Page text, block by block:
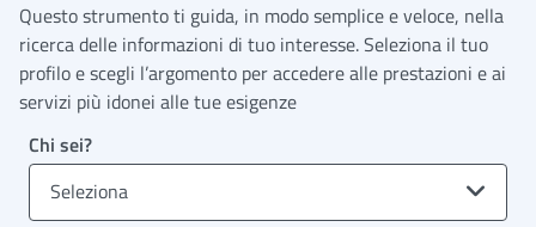
Questo strumento ti guida, in modo semplice e veloce, nella
ricerca delle informazioni di tuo interesse. Seleziona il tuo
profilo e scegli l’argomento per accedere alle prestazioni e ai
servizi più idonei alle tue esigenze
Chi sei?
Seleziona